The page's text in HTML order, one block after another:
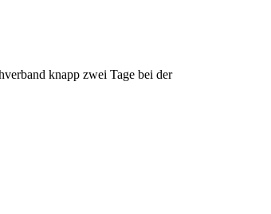
knapp zwei Tage bei der